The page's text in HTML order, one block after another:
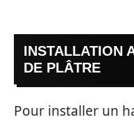
INSTALLATION
DE PLÂTRE
Pour installer un